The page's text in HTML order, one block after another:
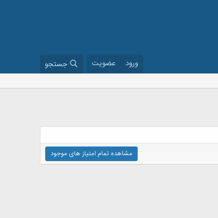
ورود عضویت جستجو
مشاهده تمام امتیاز های موجود